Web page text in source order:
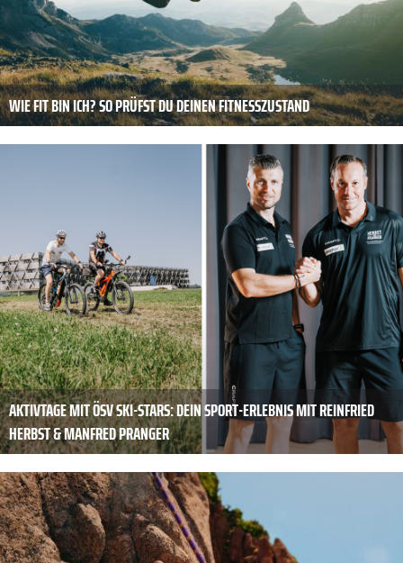
WIE FIT BIN ICH? SO PRÜFST DU DEINEN FITNESSZUSTAND
AKTIVTAGE MIT ÖSV SKI-STARS: DEIN SPORT-ERLEBNIS MIT REINFRIED
HERBST & MANFRED PRANGER